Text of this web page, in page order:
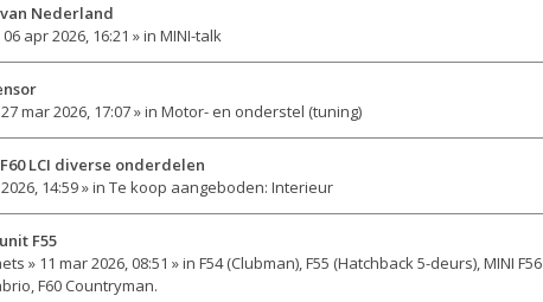
Nederland
apr 2026, 16:21 » in MINI-talk
mar 2026, 17:07 » in Motor- en onderstel (tuning)
LCI diverse onderdelen
14:59 » in Te koop aangeboden: Interieur
F55
» 11 mar 2026, 08:51 » in F54 (Clubman), F55 (Hatchback 5-deurs), MINI F56
F60 Countryman.